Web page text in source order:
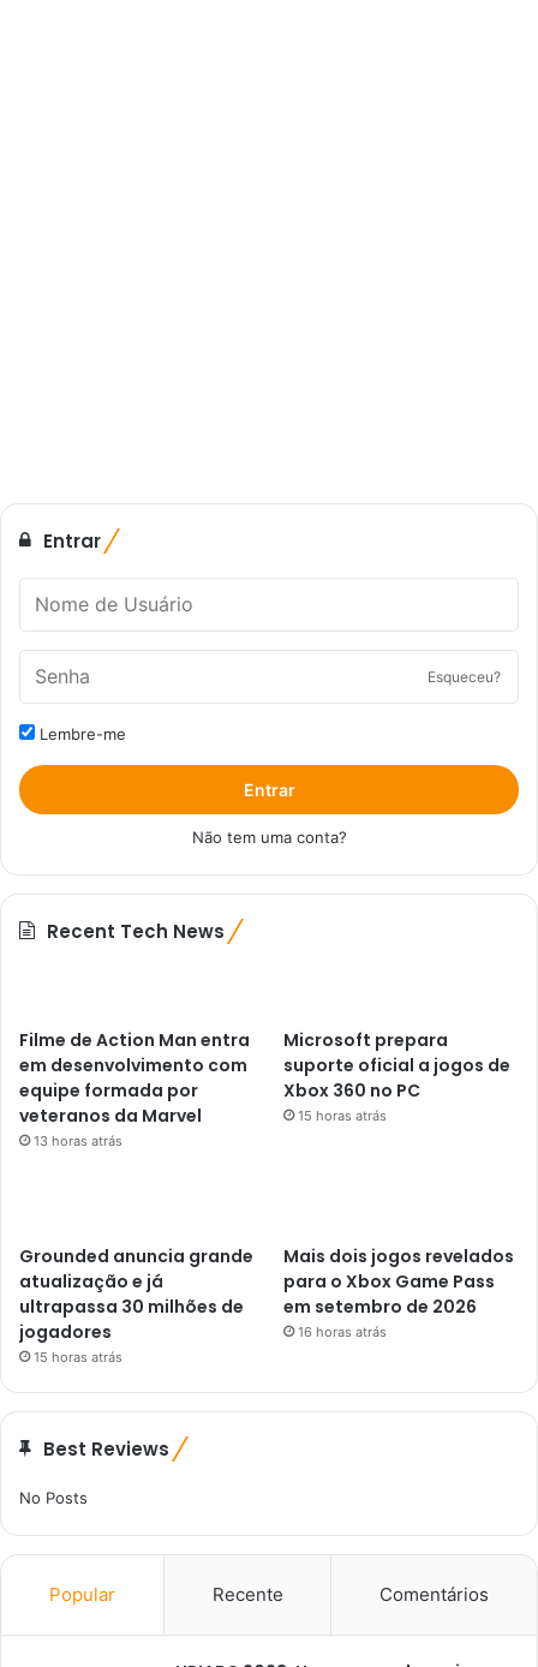
Entrar
Esqueceu?
Lembre-me
Entrar
Não tem uma conta?
Recent Tech News
Filme de Action Man entra
em desenvolvimento com
equipe formada por
veteranos da Marvel
13 horas atrás
Microsoft prepara
suporte oficial a jogos de
Xbox 360 no PC
15 horas atrás
Grounded anuncia grande
atualização e já
ultrapassa 30 milhões de
jogadores
15 horas atrás
Mais dois jogos revelados
para o Xbox Game Pass
em setembro de 2026
16 horas atrás
Best Reviews
No Posts
Popular Recente Comentários